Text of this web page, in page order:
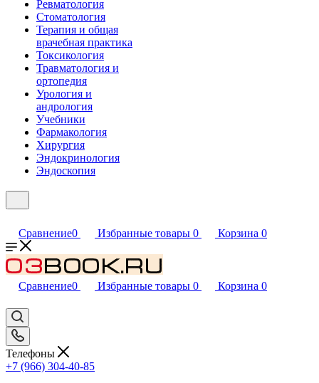
Ревматология
Стоматология
Терапия и общая
врачебная практика
Токсикология
Травматология и
ортопедия
Урология и
андрология
Учебники
Фармакология
Хирургия
Эндокринология
Эндоскопия
Сравнение0 Избранные товары 0 Корзина 0
Сравнение0 Избранные товары 0 Корзина 0
Телефоны
+7 (966) 304-40-85